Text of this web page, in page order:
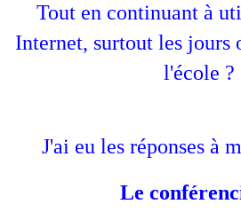
Tout en continuant à
Internet, surtout les jours
l'école ?
J'ai eu les réponses à
Le